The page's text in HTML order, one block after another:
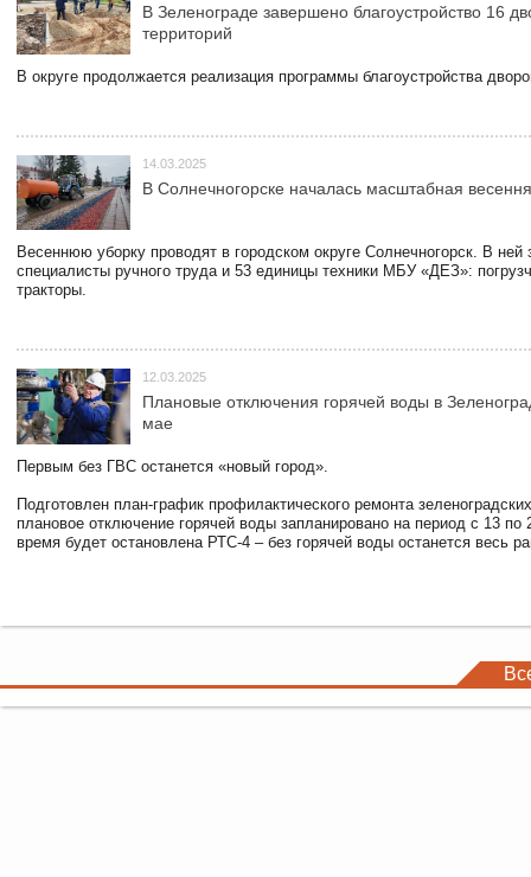
В Зеленограде завершено благоустройство 16
территорий
В округе продолжается реализация программы благоустройства
14.03.2025
В Солнечногорске началась масштабная
Весеннюю уборку проводят в городском округе Солнечногорск. В ней
специалисты ручного труда и 53 единицы техники МБУ «ДЕЗ»:
тракторы.
12.03.2025
Плановые отключения горячей воды в
мае
Первым без ГВС останется «новый город».
Подготовлен план-график профилактического ремонта
плановое отключение горячей воды запланировано на период с 13 по
время будет остановлена РТС-4 – без горячей воды останется весь